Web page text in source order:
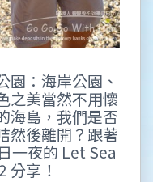
園：海岸公園、
之美當然不用懷
海島，我們是否
然後離開？跟著
一夜的 Let Sea
分享！